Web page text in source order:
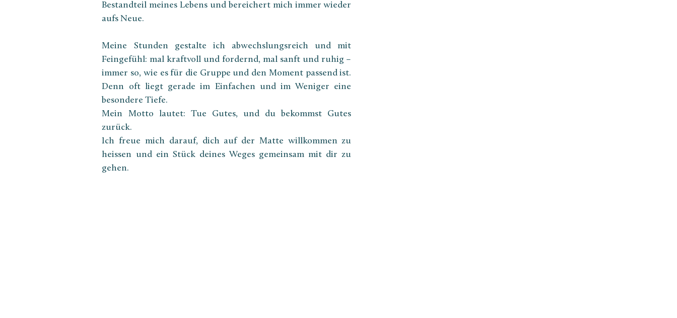
Bestandteil meines Lebens und bereichert mich immer wieder
aufs Neue.
Meine Stunden gestalte ich abwechslungsreich und mit
Feingefühl: mal kraftvoll und fordernd, mal sanft und ruhig –
immer so, wie es für die Gruppe und den Moment passend ist.
Denn oft liegt gerade im Einfachen und im Weniger eine
besondere Tiefe.
Mein Motto lautet: Tue Gutes, und du bekommst Gutes
zurück.
Ich freue mich darauf, dich auf der Matte willkommen zu
heissen und ein Stück deines Weges gemeinsam mit dir zu
gehen.